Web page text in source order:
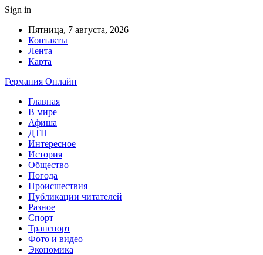
Sign in
Пятница, 7 августа, 2026
Контакты
Лента
Карта
Германия Онлайн
Главная
В мире
Афиша
ДТП
Интересное
История
Общество
Погода
Происшествия
Публикации читателей
Разное
Спорт
Транспорт
Фото и видео
Экономика